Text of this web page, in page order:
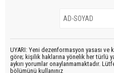
UYARI: Yeni dezenformasyon yasası
göre; kişilik haklarına yönelik her türlü
aykırı yorumlar onaylanmamaktadır.
bölümünü kullanınız